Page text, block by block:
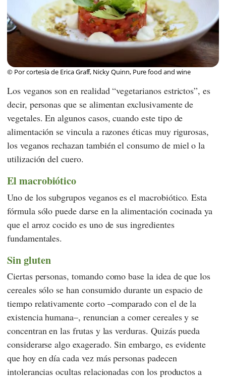
© Por cortesía de Erica Graff, Nicky Quinn, Pure food and wine
Los veganos son en realidad “vegetarianos estrictos”, es
decir, personas que se alimentan exclusivamente de
vegetales. En algunos casos, cuando este tipo de
alimentación se vincula a razones éticas muy rigurosas,
los veganos rechazan también el consumo de miel o la
utilización del cuero.
El macrobiótico
Uno de los subgrupos veganos es el macrobiótico. Esta
fórmula sólo puede darse en la alimentación cocinada ya
que el arroz cocido es uno de sus ingredientes
fundamentales.
Sin gluten
Ciertas personas, tomando como base la idea de que los
cereales sólo se han consumido durante un espacio de
tiempo relativamente corto –comparado con el de la
existencia humana–, renuncian a comer cereales y se
concentran en las frutas y las verduras. Quizás pueda
considerarse algo exagerado. Sin embargo, es evidente
que hoy en día cada vez más personas padecen
intolerancias ocultas relacionadas con los productos a